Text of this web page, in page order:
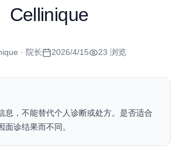
Cellinique
· 院长 2026/4/15 23 浏览
息，不能替代个人诊断或处方。是否适合
面诊结果而不同。